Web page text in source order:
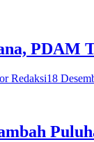
PDAM
Redaksi18